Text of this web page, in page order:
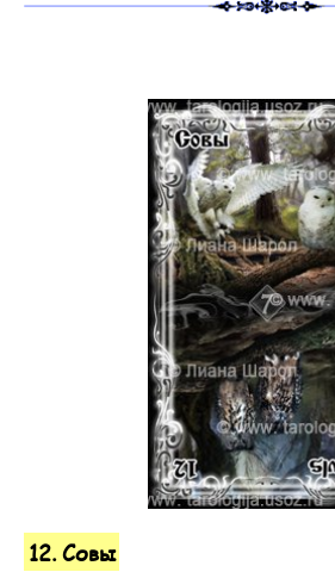
12. Совы